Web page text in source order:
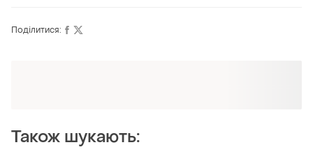
Поділитися:
Також шукають: